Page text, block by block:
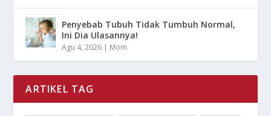
Penyebab Tubuh Tidak Tumbuh Normal,
Ini Dia Ulasannya!
Agu 4, 2026 | Mom
ARTIKEL TAG